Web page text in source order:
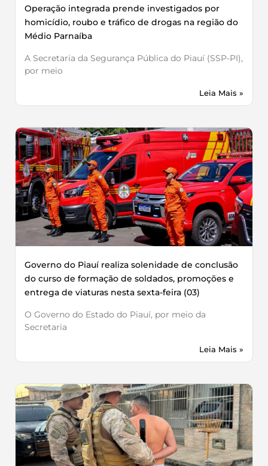
Operação integrada prende investigados por
homicídio, roubo e tráfico de drogas na região do
Médio Parnaíba
A Secretaria da Segurança Pública do Piauí (SSP-PI),
por meio
Leia Mais »
Governo do Piauí realiza solenidade de conclusão
do curso de formação de soldados, promoções e
entrega de viaturas nesta sexta-feira (03)
O Governo do Estado do Piauí, por meio da
Secretaria
Leia Mais »